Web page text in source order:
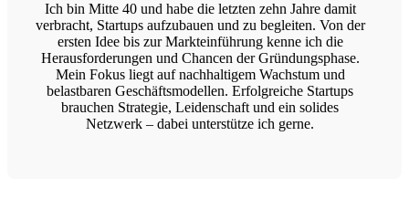
Ich bin Mitte 40 und habe die letzten zehn Jahre damit
verbracht, Startups aufzubauen und zu begleiten. Von der
ersten Idee bis zur Markteinführung kenne ich die
Herausforderungen und Chancen der Gründungsphase.
Mein Fokus liegt auf nachhaltigem Wachstum und
belastbaren Geschäftsmodellen. Erfolgreiche Startups
brauchen Strategie, Leidenschaft und ein solides
Netzwerk – dabei unterstütze ich gerne.